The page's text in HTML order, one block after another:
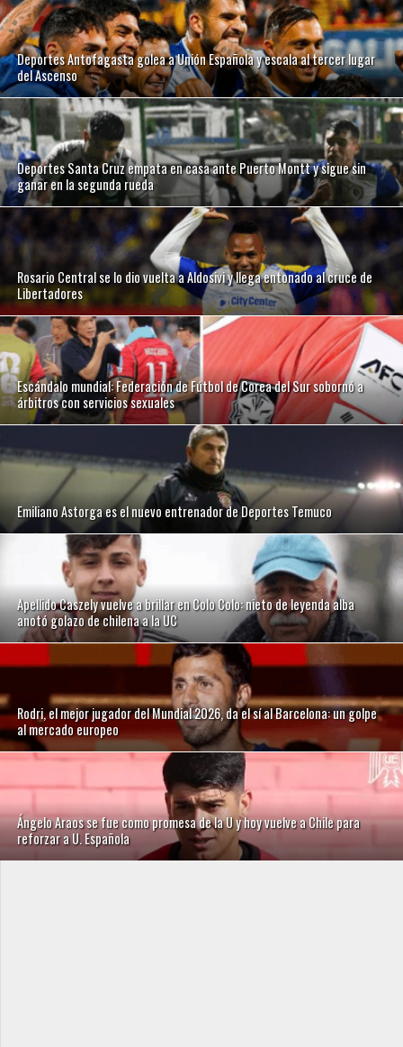
Deportes Antofagasta golea a Unión Española y escala al tercer lugar
del Ascenso
Deportes Santa Cruz empata en casa ante Puerto Montt y sigue sin
ganar en la segunda rueda
Rosario Central se lo dio vuelta a Aldosivi y llega entonado al cruce de
Libertadores
Escándalo mundial: Federación de Fútbol de Corea del Sur sobornó a
árbitros con servicios sexuales
Emiliano Astorga es el nuevo entrenador de Deportes Temuco
Apellido Caszely vuelve a brillar en Colo Colo: nieto de leyenda alba
anotó golazo de chilena a la UC
Rodri, el mejor jugador del Mundial 2026, da el sí al Barcelona: un golpe
al mercado europeo
Ángelo Araos se fue como promesa de la U y hoy vuelve a Chile para
reforzar a U. Española